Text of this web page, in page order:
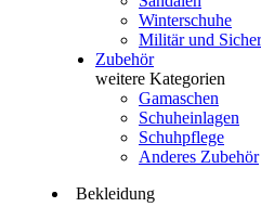
Winterschuhe
Militär und
Zubehör
weitere Kategorien
Gamaschen
Schuheinlagen
Schuhpflege
Anderes Zubehör
Bekleidung